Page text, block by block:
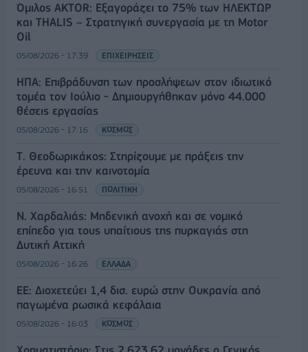
Όμιλος AKTOR: Εξαγοράζει το 75% των ΗΛΕΚΤΩΡ
και THALIS – Στρατηγική συνεργασία με τη Motor
Oil
05/08/2026 - 17:39 ΕΠΙΧΕΙΡΗΣΕΙΣ
ΗΠΑ: Επιβράδυνση των προσλήψεων στον ιδιωτικό
τομέα τον Ιούλιο - Δημιουργήθηκαν μόνο 44.000
θέσεις εργασίας
05/08/2026 - 17:16 ΚΟΣΜΟΣ
Τ. Θεοδωρικάκος: Στηρίζουμε με πράξεις την
έρευνα και την καινοτομία
05/08/2026 - 16:51 ΠΟΛΙΤΙΚΗ
Ν. Χαρδαλιάς: Μηδενική ανοχή και σε νομικό
επίπεδο για τους υπαίτιους της πυρκαγιάς στη
Δυτική Αττική
05/08/2026 - 16:26 ΕΛΛΑΔΑ
ΕΕ: Διοχετεύει 1,4 δισ. ευρώ στην Ουκρανία από
παγωμένα ρωσικά κεφάλαια
05/08/2026 - 16:03 ΚΟΣΜΟΣ